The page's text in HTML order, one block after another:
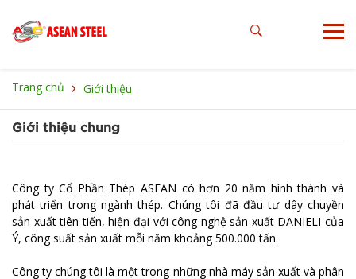
Trang chủ › Giới thiệu
Giới thiệu chung
Công ty Cổ Phần Thép ASEAN có hơn 20 năm hình thành và
phát triển trong ngành thép. Chúng tôi đã đầu tư dây chuyền
sản xuất tiên tiến, hiện đại với công nghệ sản xuất DANIELI của
Ý, công suất sản xuất mỗi năm khoảng 500.000 tấn.
Công ty chúng tôi là một trong những nhà máy sản xuất và phân